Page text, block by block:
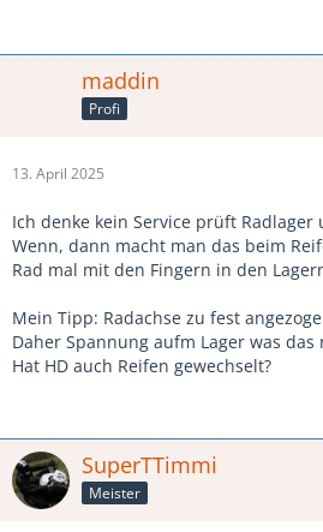
maddin
Profi
13. April 2025
Ich denke kein Service prüft Radlager
Wenn, dann macht man das beim
Rad mal mit den Fingern in den
Mein Tipp: Radachse zu fest
Daher Spannung aufm Lager was
Hat HD auch Reifen gewechselt?
SuperTTimmi
Meister